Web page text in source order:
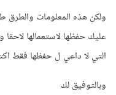
ولكن هذه المعلومات والطرق
عليك حفظها لاستعمالها لاحقا
التي لا داعي ل حفظها فقط
وبالتوفيق لك